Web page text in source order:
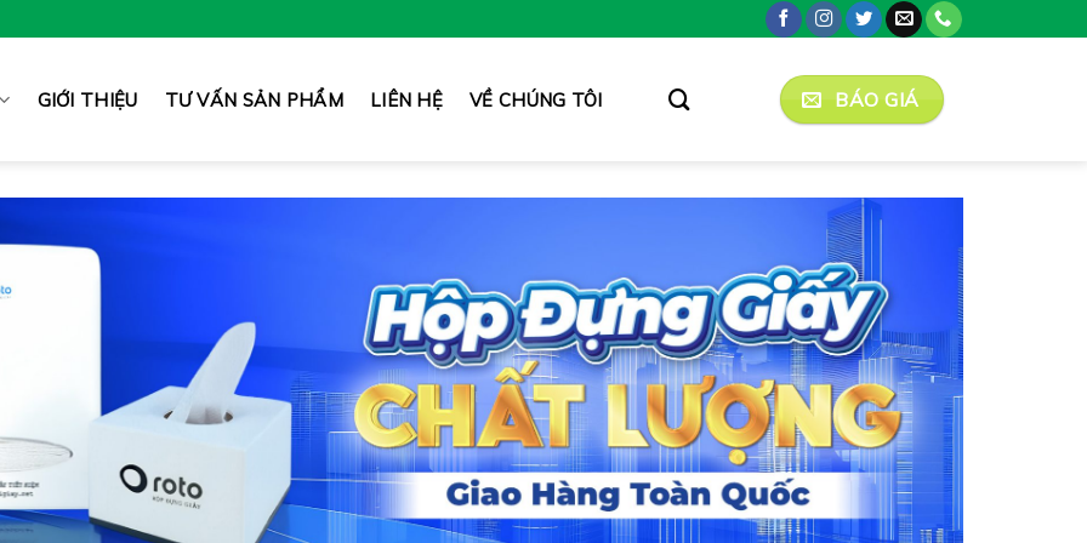
GIỚI THIỆU TƯ VẤN SẢN PHẨM LIÊN HỆ VỀ CHÚNG TÔI BÁO GIÁ